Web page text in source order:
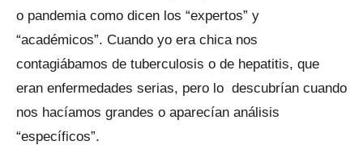
o pandemia como dicen los “expertos” y
“académicos”. Cuando yo era chica nos
contagiábamos de tuberculosis o de hepatitis, que
eran enfermedades serias, pero lo descubrían cuando
nos hacíamos grandes o aparecían análisis
“específicos”.